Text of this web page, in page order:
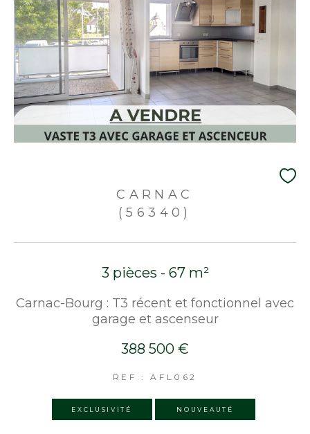
CARNAC
(56340)
3 pièces - 67 m²
Carnac-Bourg : T3 récent et fonctionnel avec
garage et ascenseur
388 500 €
REF : AFL062
EXCLUSIVITÉ NOUVEAUTÉ